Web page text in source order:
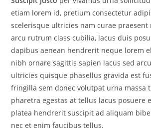
etiam lorem id, pretium consectetur
scelerisque ultricies nam curae praesent
arcu rutrum class cubilia, lacus duis
dapibus aenean hendrerit neque lorem
nibh ornare sagittis sapien lacus sed
ultricies quisque phasellus gravida est
fringilla sem donec volutpat urna massa
pharetra egestas at tellus lacus posuere
platea hendrerit suscipit ad aliquam
nec et enim faucibus tellus.